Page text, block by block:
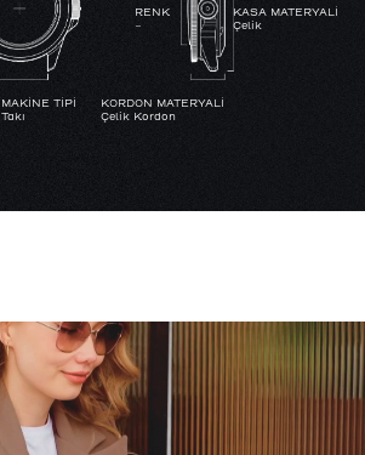
MAKİNE TİPİ
Takı
RENK
-
KORDON MATERYALİ
Çelik Kordon
KASA MATERYALİ
Çelik